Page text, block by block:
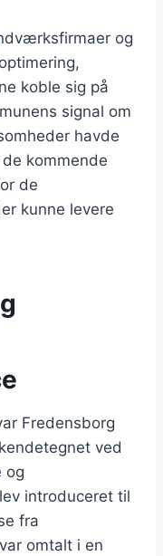
og
koble sig på
signal om
havde
kommende
de
kunne levere
Fredensborg
ved
og
introduceret til
fra
omtalt i en